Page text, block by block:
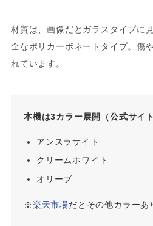
材質は、画像だとガラスタイプに
全なポリカーボネートタイプ。傷
れています。
本機は3カラー展開（公式サイト
アンスラサイト
クリームホワイト
オリーブ
※楽天市場だとその他カラーあ